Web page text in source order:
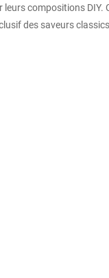
leurs compositions
des saveurs